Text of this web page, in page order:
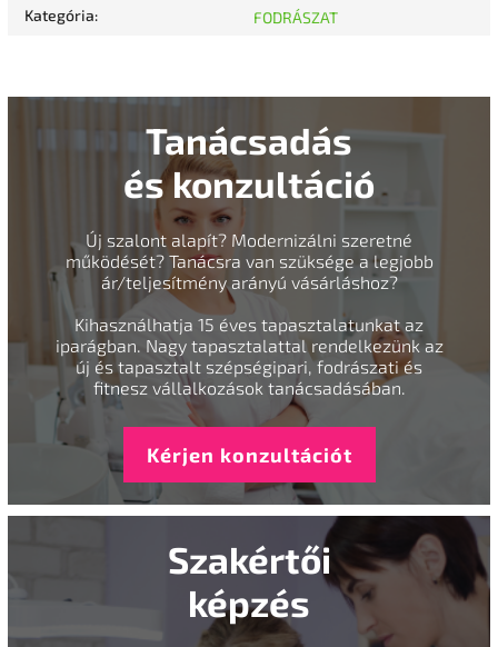
Kategória: FODRÁSZAT
Tanácsadás
és konzultáció
Új szalont alapít? Modernizálni szeretné
működését? Tanácsra van szüksége a legjobb
ár/teljesítmény arányú vásárláshoz?
Kihasználhatja 15 éves tapasztalatunkat az
iparágban. Nagy tapasztalattal rendelkezünk az
új és tapasztalt szépségipari, fodrászati és
fitnesz vállalkozások tanácsadásában.
Kérjen konzultációt
Szakértői
képzés